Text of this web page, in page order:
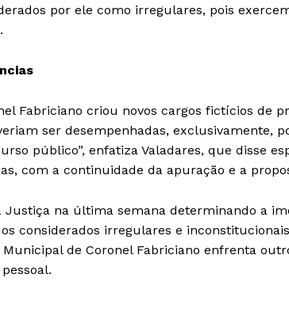
por ele como irregulares, pois
Fabriciano criou novos cargos fictícios de
ser desempenhadas, exclusivamente,
público”, enfatiza Valadares, que disse
com a continuidade da apuração e a
Justiça na última semana determinando a
considerados irregulares e
Municipal de Coronel Fabriciano enfrenta